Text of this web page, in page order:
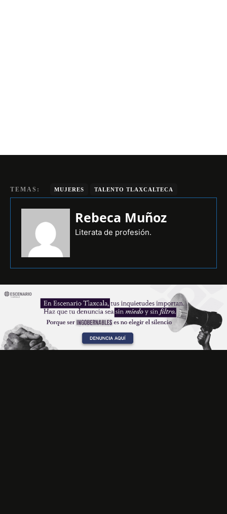
TEMAS: MUJERES TALENTO TLAXCALTECA
Rebeca Muñoz
Literata de profesión.